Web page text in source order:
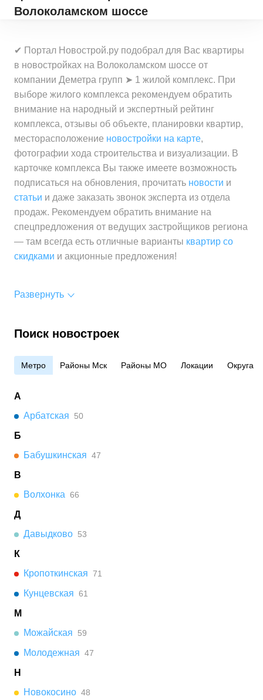
Волоколамском шоссе
✔ Портал Новострой.ру подобрал для Вас квартиры
в новостройках на Волоколамском шоссе от
компании Деметра групп ➤ 1 жилой комплекс. При
выборе жилого комплекса рекомендуем обратить
внимание на народный и экспертный рейтинг
комплекса, отзывы об объекте, планировки квартир,
месторасположение новостройки на карте,
фотографии хода строительства и визуализации. В
карточке комплекса Вы также имеете возможность
подписаться на обновления, прочитать новости и
статьи и даже заказать звонок эксперта из отдела
продаж. Рекомендуем обратить внимание на
спецпредложения от ведущих застройщиков региона
— там всегда есть отличные варианты квартир со
скидками и акционные предложения!
Развернуть
Поиск новостроек
Метро Районы Мск Районы МО Локации Округа
А
Арбатская
50
Б
Бабушкинская 47
В
Волхонка 66
Д
Давыдково 53
К
Кропоткинская 71
Кунцевская 61
М
Можайская
59
Молодежная 47
Н
Новокосино 48